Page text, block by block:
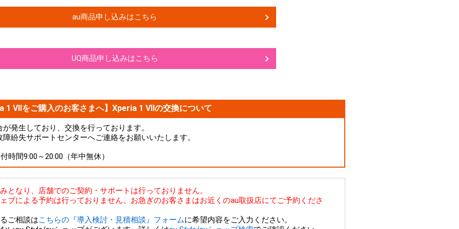
au商品申し込みはこちら
UQ商品申し込みはこちら
1 VIIをご購入のお客さまへ】Xperia 1 VIIの交換について
発生しており、交換を行っております。
紛失サポートセンターへご連絡をお願いいたします。
時間9:00～20:00（年中無休）
となり、店舗でのご契約・サポートは行っておりません。
ブによる予約は行っておりません。お急ぎのお客さまはお近くのau取扱店にてご予約くださ
ご相談はこちらの『導入検討・見積相談』フォームに希望内容をご入力ください。